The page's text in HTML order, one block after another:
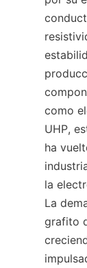
como
UHP,
ha
la
La
grafito